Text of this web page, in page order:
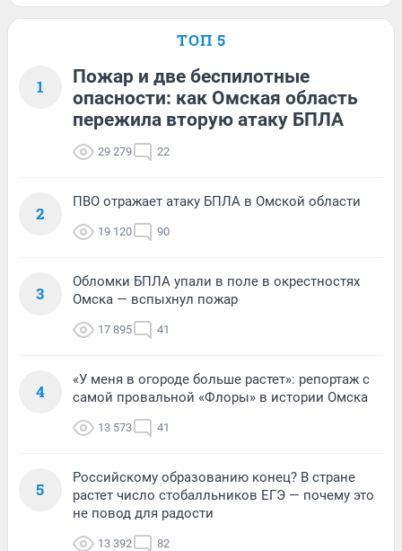
ТОП 5
1
Пожар и две беспилотные
опасности: как Омская область
пережила вторую атаку БПЛА
29 279 22
2
ПВО отражает атаку БПЛА в Омской области
19 120 90
3
Обломки БПЛА упали в поле в окрестностях
Омска — вспыхнул пожар
17 895 41
4
«У меня в огороде больше растет»: репортаж с
самой провальной «Флоры» в истории Омска
13 573 41
5
Российскому образованию конец? В стране
растет число стобалльников ЕГЭ — почему это
не повод для радости
13 392 82